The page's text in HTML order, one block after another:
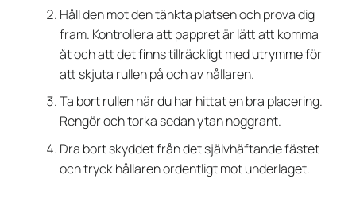
Håll den mot den tänkta platsen och prova dig
fram. Kontrollera att pappret är lätt att komma
åt och att det finns tillräckligt med utrymme för
att skjuta rullen på och av hållaren.
Ta bort rullen när du har hittat en bra placering.
Rengör och torka sedan ytan noggrant.
Dra bort skyddet från det självhäftande fästet
och tryck hållaren ordentligt mot underlaget.